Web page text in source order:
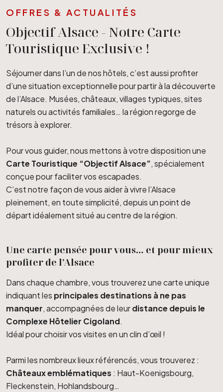
OFFRES & ACTUALITÉS
Objectif Alsace - Notre Carte
Touristique Exclusive !
Séjourner dans l’un de nos hôtels, c’est aussi profiter
d’une situation exceptionnelle pour partir à la découverte
de l’Alsace. Musées, châteaux, villages typiques, sites
naturels ou activités familiales… la région regorge de
trésors à explorer.
Pour vous guider, nous mettons à votre disposition une
Carte Touristique “Objectif Alsace”, spécialement
conçue pour faciliter vos escapades.
C’est notre façon de vous aider à vivre l’Alsace
pleinement, en toute simplicité, depuis un point de
départ idéalement situé au centre de la région.
Une carte pensée pour vous… et pour mieux
profiter de l’Alsace
Dans chaque chambre, vous trouverez une carte unique
indiquant les principales destinations à ne pas
manquer, accompagnées de leurdistance depuis le
Complexe Hôtelier Cigoland.
Idéal pour choisir vos visites en un clin d’œil !
Parmi les nombreux lieux référencés, vous trouverez :
Châteaux emblématiques : Haut-Koenigsbourg,
Fleckenstein, Hohlandsbourg…